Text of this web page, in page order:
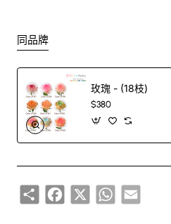
同品牌
玫瑰 - (18枝)
$380
ShareFacebook
X WhatsApp
Email